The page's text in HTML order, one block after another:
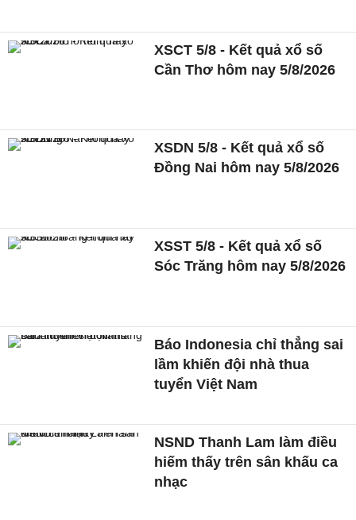
XSCT 5/8 - Kết quả xổ số
Cần Thơ hôm nay 5/8/2026
XSDN 5/8 - Kết quả xổ số
Đồng Nai hôm nay 5/8/2026
XSST 5/8 - Kết quả xổ số
Sóc Trăng hôm nay 5/8/2026
Báo Indonesia chỉ thẳng sai
lầm khiến đội nhà thua
tuyển Việt Nam
NSND Thanh Lam làm điều
hiếm thấy trên sân khấu ca
nhạc